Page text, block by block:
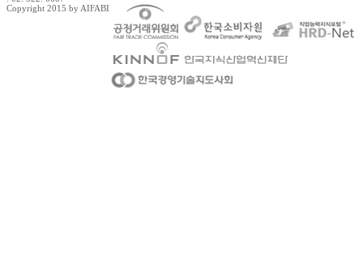
Copyright 2015 by AIFABIZ Corporation All right reserved